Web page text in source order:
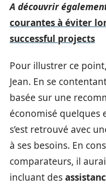
A découvrir
courantes à éviter
successful projects
Pour illustrer ce
Jean. En se
basée sur une
économisé quelques
s’est retrouvé avec
à ses besoins. En
comparateurs, il
incluant des